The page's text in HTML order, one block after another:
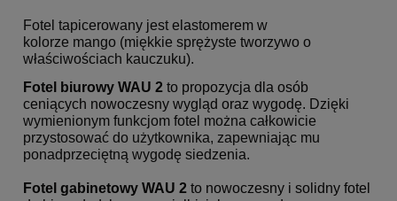
Fotel tapicerowany jest elastomerem w
kolorze mango (miękkie sprężyste tworzywo o
właściwościach kauczuku).
Fotel biurowy WAU 2 to propozycja dla osób
ceniących nowoczesny wygląd oraz wygodę. Dzięki
wymienionym funkcjom fotel można całkowicie
przystosować do użytkownika, zapewniając mu
ponadprzeciętną wygodę siedzenia.
Fotel gabinetowy WAU 2 to nowoczesny i solidny fotel